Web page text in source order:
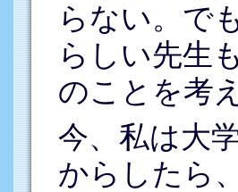
らない。で
らしい先生
のことを考
今、私は大
からしたら